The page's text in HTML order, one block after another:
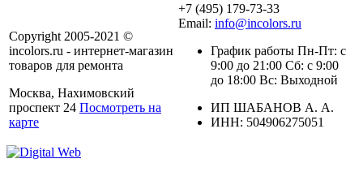
Copyright 2005-2021 ©
incolors.ru - интернет-магазин
товаров для ремонта
Москва, Нахимовский
проспект 24 Посмотреть на
карте
+7 (495) 179-73-33
Email: info@incolors.ru
График работы Пн-Пт: с
9:00 до 21:00 Сб: с 9:00
до 18:00 Вс: Выходной
ИП ШАБАНОВ А. А.
ИНН: 504906275051